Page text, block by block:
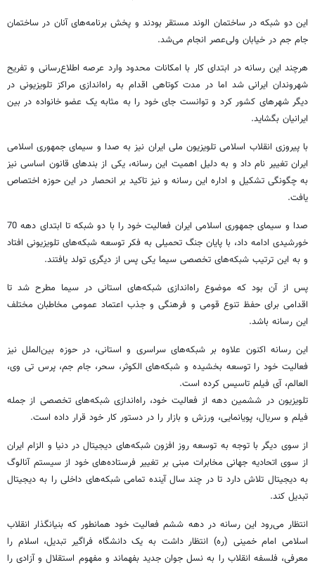
این دو شبکه در ساختمان الوند مستقر بودند و پخش برنامه‌های آنان در ساختمان
جام جم در خیابان ولی‌عصر انجام می‌شد.
هرچند این رسانه در ابتدای کار با امکانات محدود وارد عرصه اطلاع‌رسانی و تفریح
شهروندان ایرانی شد اما در مدت کوتاهی اقدام به راه‌اندازی مراکز تلویزیونی در
دیگر شهرهای کشور کرد و توانست جای خود را به مثابه یک عضو خانواده در بین
ایرانیان بگشاید.
با پیروزی انقلاب اسلامی تلویزیون ملی ایران نیز به صدا و سیمای جمهوری اسلامی
ایران تغییر نام داد و به دلیل اهمیت این رسانه، یکی از بندهای قانون اساسی نیز
به چگونگی تشکیل و اداره این رسانه و نیز تاکید بر انحصار در این حوزه اختصاص
یافت.
صدا و سیمای جمهوری اسلامی ایران فعالیت خود را با دو شبکه تا ابتدای دهه 70
خورشیدی ادامه داد، با پایان جنگ تحمیلی به فکر توسعه شبکه‌های تلویزیونی افتاد
و به این ترتیب شبکه‌های تخصصی سیما یکی پس از دیگری تولد یافتند.
پس از آن بود که موضوع راه‌اندازی شبکه‌های استانی در سیما مطرح شد تا
اقدامی برای حفظ تنوع قومی و فرهنگی و جذب اعتماد عمومی مخاطبان مختلف
این رسانه باشد.
این رسانه اکنون علاوه بر شبکه‌های سراسری و استانی، در حوزه بین‌الملل نیز
فعالیت خود را توسعه بخشیده و شبکه‌های الکوثر، سحر، جام جم، پرس تی وی،
العالم، آی فیلم تاسیس کرده است.
تلویزیون در ششمین دهه از فعالیت خود، راه‌اندازی شبکه‌های تخصصی از جمله
فیلم و سریال، پویانمایی، ورزش و بازار را در دستور کار خود قرار داده است.
از سوی دیگر با توجه به توسعه روز افزون شبکه‌های دیجیتال در دنیا و الزام ایران
از سوی اتحادیه جهانی مخابرات مبنی بر تغییر فرستاده‌های خود از سیستم آنالوگ
به دیجیتال تلاش دارد تا در چند سال آینده تمامی شبکه‌های داخلی را به دیجیتال
تبدیل کند.
انتظار می‌رود این رسانه در دهه ششم فعالیت خود همانطور که بنیانگذار انقلاب
اسلامی امام خمینی (ره) انتظار داشت به یک دانشگاه فراگیر تبدیل، اسلام را
معرفی، فلسفه انقلاب را به نسل جوان جدید بفهماند و مفهوم استقلال و آزادی را